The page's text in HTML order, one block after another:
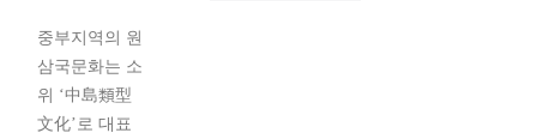
중부지역의 원
삼국문화는 소
위 ‘中島類型
文化’로 대표